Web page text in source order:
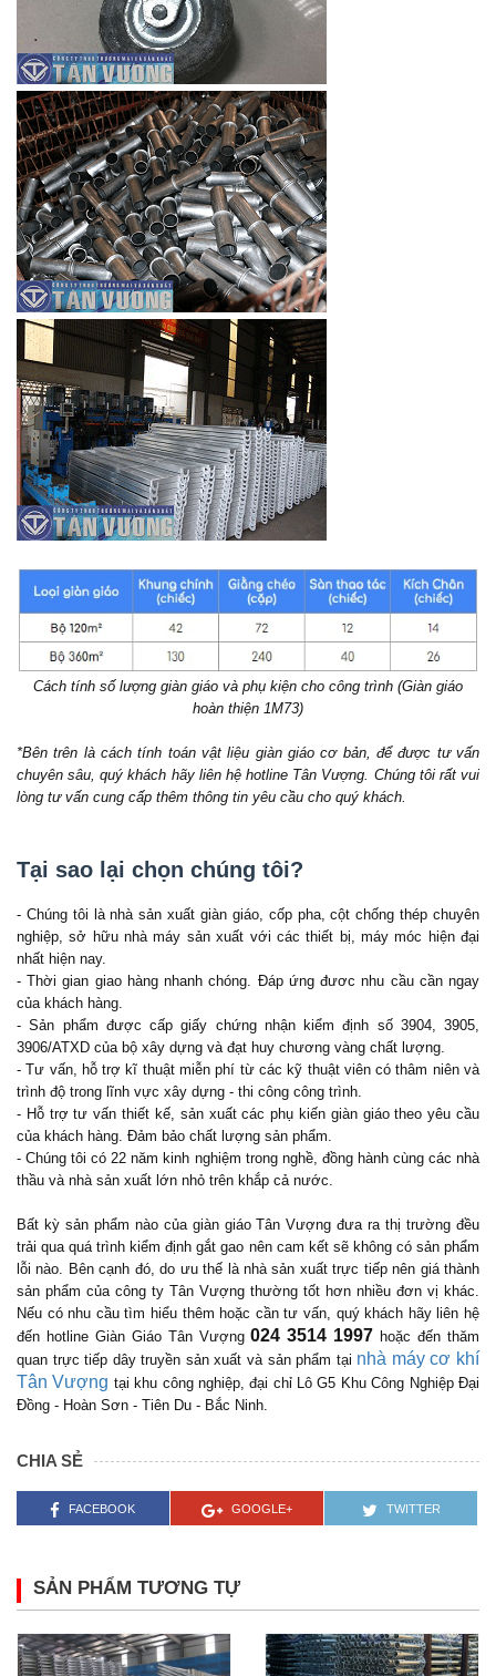
Cách tính số lượng giàn giáo và phụ kiện cho công trình (Giàn giáo
hoàn thiện 1M73)
*Bên trên là cách tính toán vật liệu giàn giáo cơ bản, để được tư vấn
chuyên sâu, quý khách hãy liên hệ hotline Tân Vượng. Chúng tôi rất vui
lòng tư vấn cung cấp thêm thông tin yêu cầu cho quý khách.
Tại sao lại chọn chúng tôi?
- Chúng tôi là nhà sản xuất giàn giáo, cốp pha, cột chống thép chuyên
nghiệp, sở hữu nhà máy sản xuất với các thiết bị, máy móc hiện đại
nhất hiện nay.
- Thời gian giao hàng nhanh chóng. Đáp ứng đươc nhu cầu cần ngay
của khách hàng.
- Sản phẩm được cấp giấy chứng nhận kiểm định số 3904, 3905,
3906/ATXD của bộ xây dựng và đạt huy chương vàng chất lượng.
- Tư vấn, hỗ trợ kĩ thuật miễn phí từ các kỹ thuật viên có thâm niên và
trình độ trong lĩnh vực xây dựng - thi công công trình.
- Hỗ trợ tư vấn thiết kế, sản xuất các phụ kiến giàn giáo theo yêu cầu
của khách hàng. Đảm bảo chất lượng sản phẩm.
- Chúng tôi có 22 năm kinh nghiệm trong nghề, đồng hành cùng các nhà
thầu và nhà sản xuất lớn nhỏ trên khắp cả nước.
Bất kỳ sản phẩm nào của giàn giáo Tân Vượng đưa ra thị trường đều
trải qua quá trình kiểm định gắt gao nên cam kết sẽ không có sản phẩm
lỗi nào. Bên cạnh đó, do ưu thế là nhà sản xuất trực tiếp nên giá thành
sản phẩm của công ty Tân Vượng thường tốt hơn nhiều đơn vị khác.
Nếu có nhu cầu tìm hiểu thêm hoặc cần tư vấn, quý khách hãy liên hệ
đến hotline Giàn Giáo Tân Vượng 024 3514 1997 hoặc đến thăm
quan trực tiếp dây truyền sản xuất và sản phẩm tại nhà máy cơ khí
Tân Vượng tại khu công nghiệp, đại chỉ Lô G5 Khu Công Nghiệp Đại
Đồng - Hoàn Sơn - Tiên Du - Bắc Ninh.
CHIA SẺ
FACEBOOK GOOGLE+ TWITTER
SẢN PHẨM TƯƠNG TỰ